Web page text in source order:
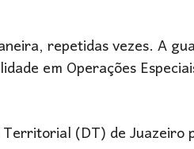
repetidas vezes. A
em Operações
(DT) de Juazeiro